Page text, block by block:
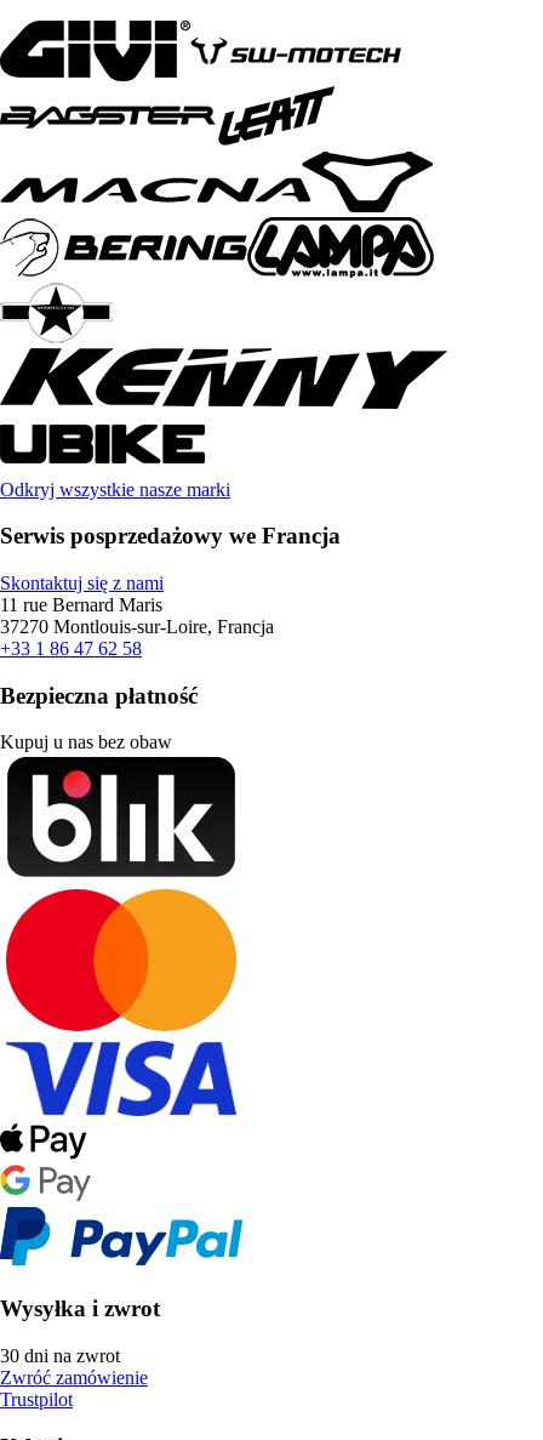
Odkryj wszystkie nasze marki
Serwis posprzedażowy we Francja
Skontaktuj się z nami
11 rue Bernard Maris
37270 Montlouis-sur-Loire, Francja
+33 1 86 47 62 58
Bezpieczna płatność
Kupuj u nas bez obaw
Wysyłka i zwrot
30 dni na zwrot
Zwróć zamówienie
Trustpilot